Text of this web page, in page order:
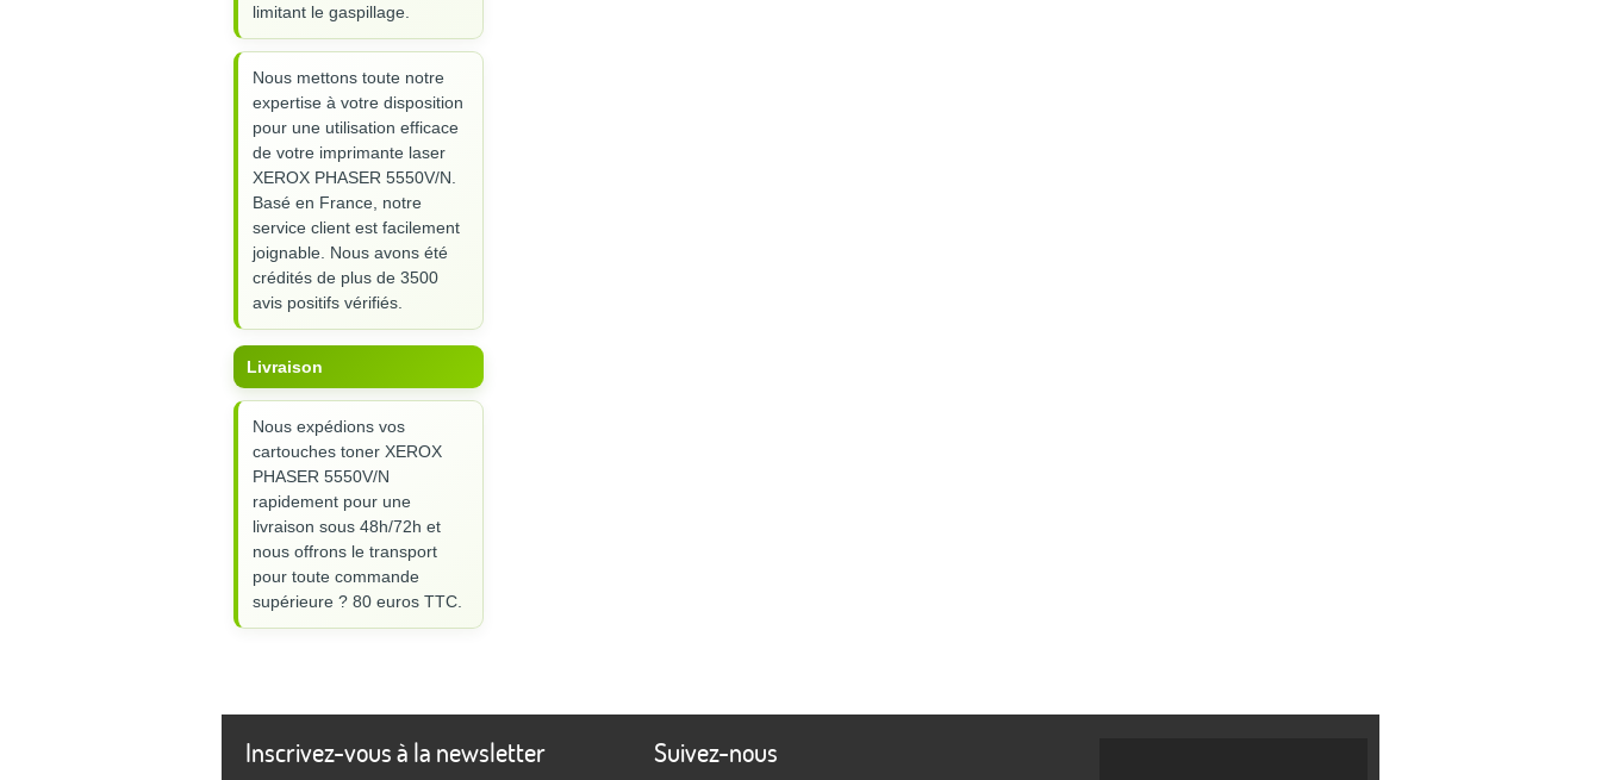
limitant le gaspillage.
Nous mettons toute notre
expertise à votre disposition
pour une utilisation efficace
de votre imprimante laser
XEROX PHASER 5550V/N.
Basé en France, notre
service client est facilement
joignable. Nous avons été
crédités de plus de 3500
avis positifs vérifiés.
Livraison
Nous expédions vos
cartouches toner XEROX
PHASER 5550V/N
rapidement pour une
livraison sous 48h/72h et
nous offrons le transport
pour toute commande
supérieure ? 80 euros TTC.
Inscrivez-vous à la newsletter Suivez-nous